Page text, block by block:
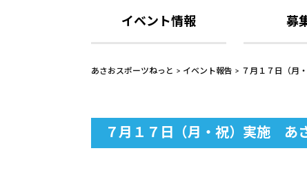
イベント情報 募
あさおスポーツねっと > イベント報告 > ７月１７日（月
７月１７日（月・祝）実施 あ